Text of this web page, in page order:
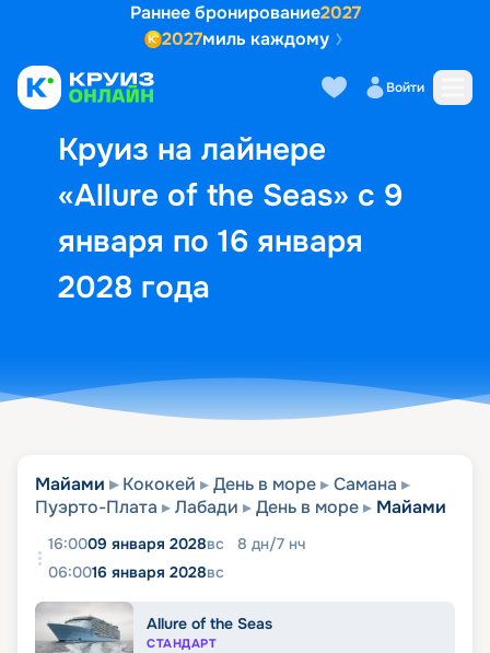
Раннее бронирование2027
2027миль каждому
Войти
Круиз на лайнере
«Allure of the Seas» с 9
января по 16 января
2028 года
Выбор кают Маршрут и
Майами Кококей День в море
Самана
Пуэрто-Плата
Лабади День в море Майами
16:0009 января 2028вс 8 дн/7 нч
06:0016 января 2028вс
Allure of the Seas
СТАНДАРТ